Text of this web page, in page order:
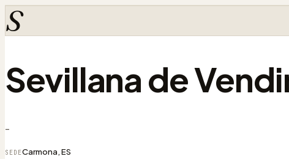
S
Sevillana de
-
SEDECarmona, ES